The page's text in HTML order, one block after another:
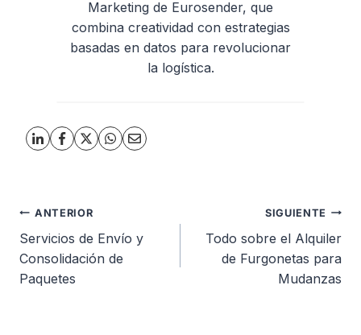
Marketing de Eurosender, que
combina creatividad con estrategias
basadas en datos para revolucionar
la logística.
Navegación
de
ANTERIOR
Servicios de Envío y
Consolidación de
Paquetes
SIGUIENTE
Todo sobre el Alquiler
de Furgonetas para
Mudanzas